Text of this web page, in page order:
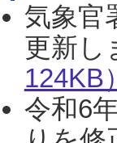
気象官
更新し
124KB）
令和6